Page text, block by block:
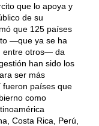
que lo apoya y
de su
que 125 países
—que ya se ha
entre otros— da
han sido los
ser más
países que
como
Costa Rica, Perú,